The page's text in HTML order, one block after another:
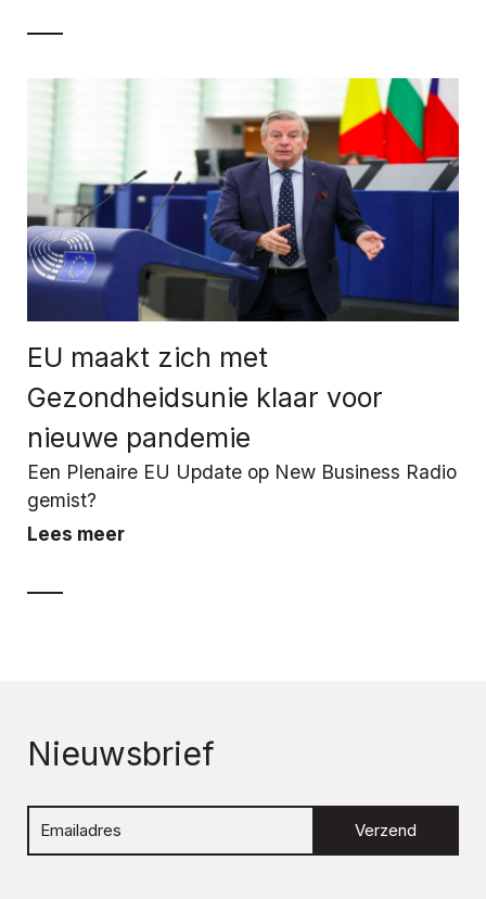
EU maakt zich met
Gezondheidsunie klaar voor
nieuwe pandemie
Een Plenaire EU Update op New Business Radio
gemist?
Lees meer
Nieuwsbrief
Verzend